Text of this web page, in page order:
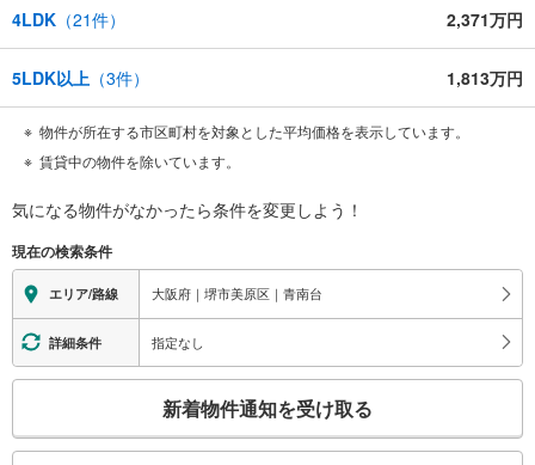
4LDK （21件） 2,371万円
5LDK以上 （3件） 1,813万円
物件が所在する市区町村を対象とした平均価格を表示しています。
賃貸中の物件を除いています。
気になる物件がなかったら条件を変更しよう！
現在の検索条件
エリア/路線 大阪府｜堺市美原区｜青南台
詳細条件 指定なし
検
新着物件通知を受け取る